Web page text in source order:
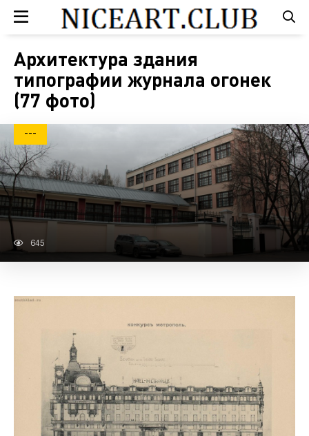
Архитектура здания
типографии журнала огонек
(77 фото)
---
645